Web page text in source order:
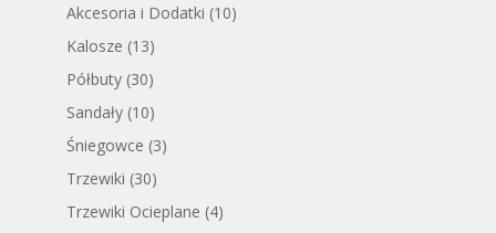
Akcesoria i Dodatki (10)
Kalosze (13)
Półbuty (30)
Sandały (10)
Śniegowce (3)
Trzewiki (30)
Trzewiki Ocieplane (4)